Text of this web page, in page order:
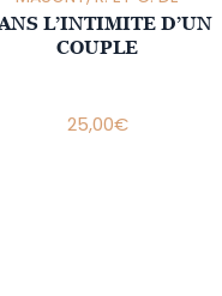
L’INTIMITE D’UN
COUPLE
25,00€